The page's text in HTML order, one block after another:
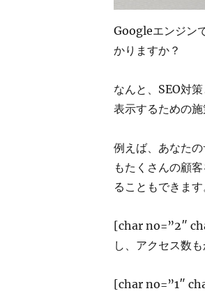
Googleエンジン
かりますか？
なんと、SEO対
表示するための
例えば、あなた
もたくさんの顧
ることもできま
[char no=”2″
し、アクセス数
[char no=”1″